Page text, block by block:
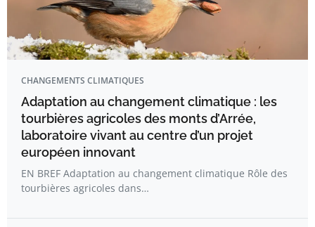
CHANGEMENTS CLIMATIQUES
Adaptation au changement climatique : les
tourbières agricoles des monts d’Arrée,
laboratoire vivant au centre d’un projet
européen innovant
EN BREF Adaptation au changement climatique Rôle des
tourbières agricoles dans…